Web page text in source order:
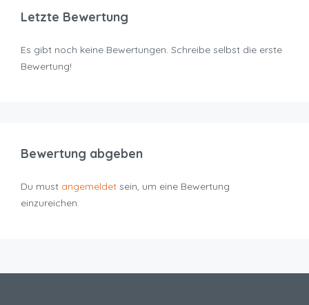
Letzte Bewertung
Es gibt noch keine Bewertungen. Schreibe selbst die erste
Bewertung!
Bewertung abgeben
Du must angemeldet sein, um eine Bewertung
einzureichen.